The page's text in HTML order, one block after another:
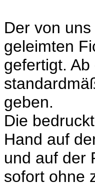
Der von
geleimten
gefertigt.
geben.
Die
Hand auf
und auf der
sofort ohne